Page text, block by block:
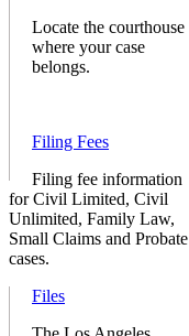
Locate the courthouse
where your case
belongs.
Filing Fees
Filing fee information
for Civil Limited, Civil
Unlimited, Family Law,
Small Claims and Probate
cases.
Files